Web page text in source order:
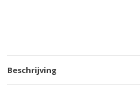
Beschrijving